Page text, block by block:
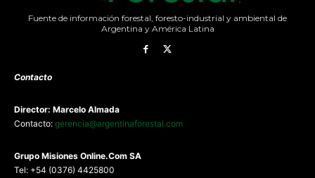
Fuente de información forestal, foresto-industrial y ambiental de
Argentina y América Latina
Contacto
Director: Marcelo Almada
Contacto: gerencia@argentinaforestal.com
Grupo Misiones Online.Com SA
Tel: +54 (0376) 4425800